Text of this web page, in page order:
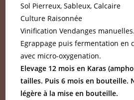
Sol Pierreux, Sableux, Calcaire
Culture Raisonnée
Vinification Vendanges
Egrappage puis fermentation en
avec micro-oxygenation.
Elevage 12 mois en Karas
tailles. Puis 6 mois en bouteille.
légère à la mise en bouteille.